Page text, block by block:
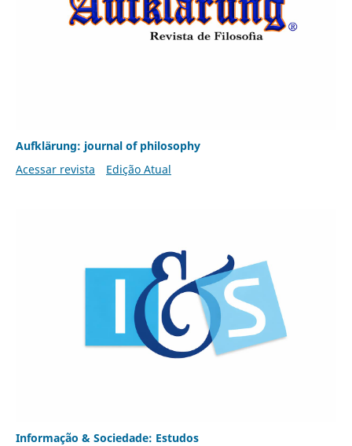
Aufklärung: journal of philosophy
Acessar revista
Edição Atual
Informação & Sociedade: Estudos